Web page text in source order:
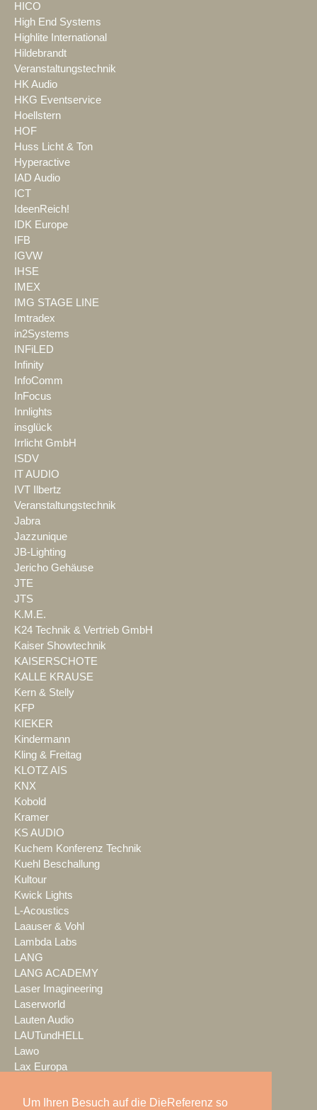
Um Ihren Besuch auf die DieReferenz so
HICO
High End Systems
Highlite International
Hildebrandt
Veranstaltungstechnik
HK Audio
HKG Eventservice
Hoellstern
HOF
Huss Licht & Ton
Hyperactive
IAD Audio
ICT
IdeenReich!
IDK Europe
IFB
IGVW
IHSE
IMEX
IMG STAGE LINE
Imtradex
in2Systems
INFiLED
Infinity
InfoComm
InFocus
Innlights
insglück
Irrlicht GmbH
ISDV
IT AUDIO
IVT Ilbertz
Veranstaltungstechnik
Jabra
Jazzunique
JB-Lighting
Jericho Gehäuse
JTE
JTS
K.M.E.
K24 Technik & Vertrieb GmbH
Kaiser Showtechnik
KAISERSCHOTE
KALLE KRAUSE
Kern & Stelly
KFP
KIEKER
Kindermann
Kling & Freitag
KLOTZ AIS
KNX
Kobold
Kramer
KS AUDIO
Kuchem Konferenz Technik
Kuehl Beschallung
Kultour
Kwick Lights
L-Acoustics
Laauser & Vohl
Lambda Labs
LANG
LANG ACADEMY
Laser Imagineering
Laserworld
Lauten Audio
LAUTundHELL
Lawo
Lax Europa
LC - the live company